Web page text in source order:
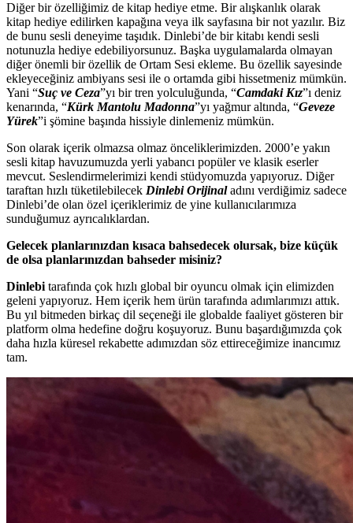
Diğer bir özelliğimiz de kitap hediye etme. Bir alışkanlık olarak
kitap hediye edilirken kapağına veya ilk sayfasına bir not yazılır. Biz
de bunu sesli deneyime taşıdık. Dinlebi’de bir kitabı kendi sesli
notunuzla hediye edebiliyorsunuz. Başka uygulamalarda olmayan
diğer önemli bir özellik de Ortam Sesi ekleme. Bu özellik sayesinde
ekleyeceğiniz ambiyans sesi ile o ortamda gibi hissetmeniz mümkün.
Yani “Suç ve Ceza”yı bir tren yolculuğunda, “Camdaki Kız”ı deniz
kenarında, “Kürk Mantolu Madonna”yı yağmur altında, “Geveze
Yürek”i şömine başında hissiyle dinlemeniz mümkün.
Son olarak içerik olmazsa olmaz önceliklerimizden. 2000’e yakın
sesli kitap havuzumuzda yerli yabancı popüler ve klasik eserler
mevcut. Seslendirmelerimizi kendi stüdyomuzda yapıyoruz. Diğer
taraftan hızlı tüketilebilecek Dinlebi Orijinaladını verdiğimiz sadece
Dinlebi’de olan özel içeriklerimiz de yine kullanıcılarımıza
sunduğumuz ayrıcalıklardan.
Gelecek planlarınızdan kısaca bahsedecek olursak, bize küçük
de olsa planlarınızdan bahseder misiniz?
Dinlebi tarafında çok hızlı global bir oyuncu olmak için elimizden
geleni yapıyoruz. Hem içerik hem ürün tarafında adımlarımızı attık.
Bu yıl bitmeden birkaç dil seçeneği ile globalde faaliyet gösteren bir
platform olma hedefine doğru koşuyoruz. Bunu başardığımızda çok
daha hızla küresel rekabette adımızdan söz ettireceğimize inancımız
tam.